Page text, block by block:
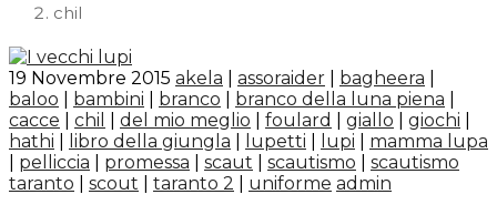
chil
19 Novembre 2015 akela assoraider bagheera
baloo
bambini branco branco della luna piena
cacce
chil del mio meglio foulard giallo giochi
hathi
libro della giungla lupetti lupi
mamma lupa
pelliccia promessa scaut scautismo
scautismo
taranto
scout taranto 2 uniforme admin